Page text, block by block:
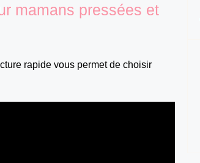
mamans pressées et
rapide vous permet de choisir